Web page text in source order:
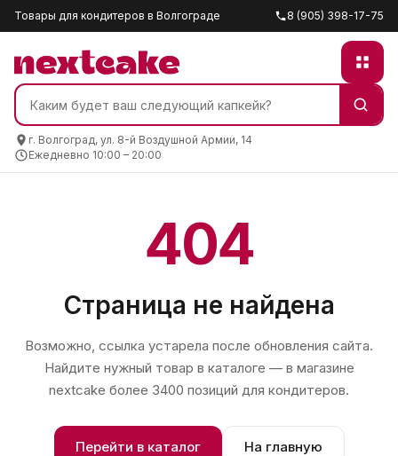
Товары для кондитеров в Волгограде 8 (905) 398-17-75
г. Волгоград, ул. 8-й Воздушной Армии, 14
Ежедневно 10:00 – 20:00
404
Страница не найдена
Возможно, ссылка устарела после обновления сайта.
Найдите нужный товар в каталоге — в магазине
nextcake более 3400 позиций для кондитеров.
Перейти в каталог На главную